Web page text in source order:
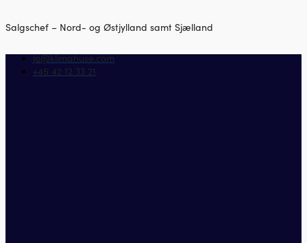
Salgschef – Nord- og Østjylland samt Sjælland
jo@klimahuse.com
+45 42 12 33 21